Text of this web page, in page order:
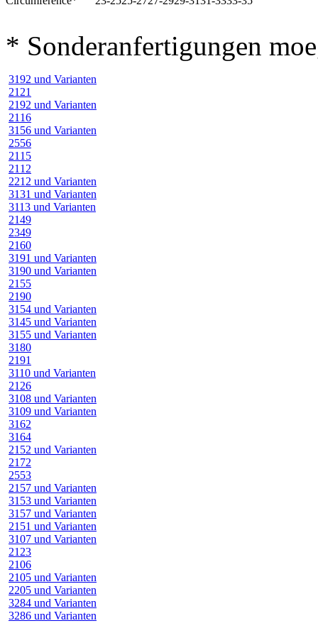
* Sonderanfertigungen
3192 und Varianten
2121
2192 und Varianten
2116
3156 und Varianten
2556
2115
2112
2212 und Varianten
3131 und Varianten
3113 und Varianten
2149
2349
2160
3191 und Varianten
3190 und Varianten
2155
2190
3154 und Varianten
3145 und Varianten
3155 und Varianten
3180
2191
3110 und Varianten
2126
3108 und Varianten
3109 und Varianten
3162
3164
2152 und Varianten
2172
2553
2157 und Varianten
3153 und Varianten
3157 und Varianten
2151 und Varianten
3107 und Varianten
2123
2106
2105 und Varianten
2205 und Varianten
3284 und Varianten
3286 und Varianten